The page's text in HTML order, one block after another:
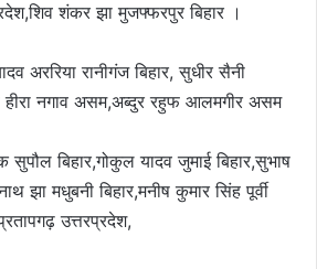
शंकर झा मुजफ्फरपुर बिहार ।
अररिया रानीगंज बिहार, सुधीर सैनी
हीरा नगाव असम,अब्दुर रहुफ आलमगीर असम
बिहार,गोकुल यादव जुमाई बिहार,सुभाष
झा मधुबनी बिहार,मनीष कुमार सिंह पूर्वी
उत्तरप्रदेश,